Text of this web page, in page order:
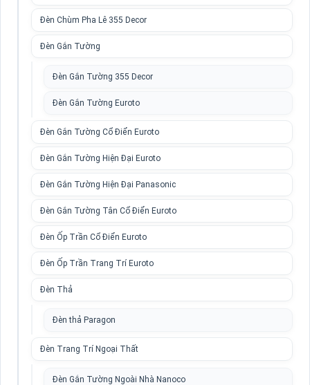
Đèn Chùm Pha Lê 355 Decor
Đèn Gắn Tường
Đèn Gắn Tường 355 Decor
Đèn Gắn Tường Euroto
Đèn Gắn Tường Cổ Điển Euroto
Đèn Gắn Tường Hiện Đại Euroto
Đèn Gắn Tường Hiện Đại Panasonic
Đèn Gắn Tường Tân Cổ Điển Euroto
Đèn Ốp Trần Cổ Điển Euroto
Đèn Ốp Trần Trang Trí Euroto
Đèn Thả
Đèn thả Paragon
Đèn Trang Trí Ngoại Thất
Đèn Gắn Tường Ngoài Nhà Nanoco